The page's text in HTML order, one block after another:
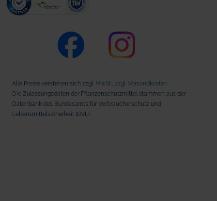
Alle Preise verstehen sich zzgl. MwSt., zzgl. Versandkosten
Die Zulassungsdaten der Pflanzenschutzmittel stammen aus der
Datenbank des Bundesamts für Verbraucherschutz und
Lebensmittelsicherheit (BVL).